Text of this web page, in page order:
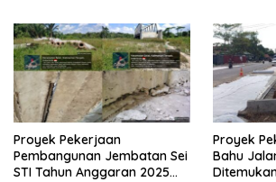
Proyek Pekerjaan
Pembangunan Jembatan Sei
STI Tahun Anggaran 2025
Proyek
Bahu